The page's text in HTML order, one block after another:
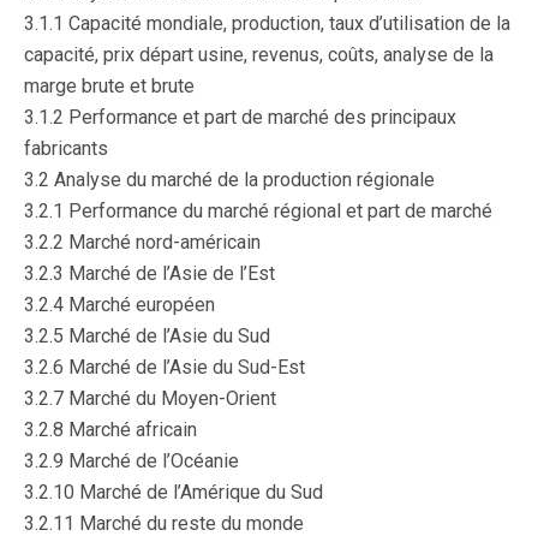
3.1.1 Capacité mondiale, production, taux d’utilisation de la
capacité, prix départ usine, revenus, coûts, analyse de la
marge brute et brute
3.1.2 Performance et part de marché des principaux
fabricants
3.2 Analyse du marché de la production régionale
3.2.1 Performance du marché régional et part de marché
3.2.2 Marché nord-américain
3.2.3 Marché de l’Asie de l’Est
3.2.4 Marché européen
3.2.5 Marché de l’Asie du Sud
3.2.6 Marché de l’Asie du Sud-Est
3.2.7 Marché du Moyen-Orient
3.2.8 Marché africain
3.2.9 Marché de l’Océanie
3.2.10 Marché de l’Amérique du Sud
3.2.11 Marché du reste du monde